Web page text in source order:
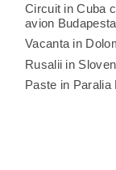
Circuit in Cuba
avion Budapesta
Vacanta in
Rusalii in
Paste in Paralia